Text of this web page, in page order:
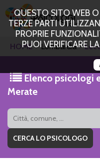
QUESTO SITO WEB
TERZE PARTI
PROPRIE
PUOI VERIFICARE
HOME Lombardia
Elenco psicologi
Merate